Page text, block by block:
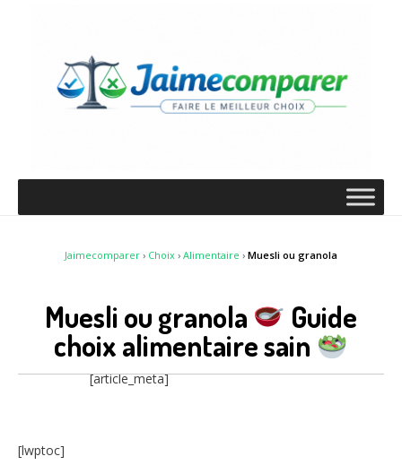
Jaimecomparer › Choix › Alimentaire › Muesli ou granola
Muesli ou granola
Guide
choix alimentaire sain
[article_meta]
[lwptoc]